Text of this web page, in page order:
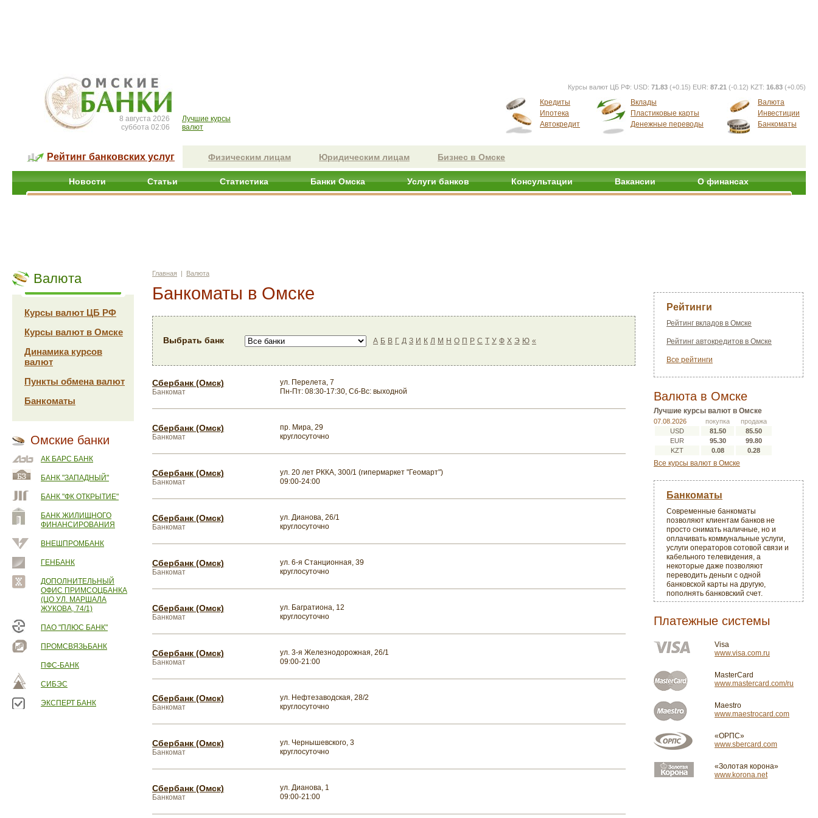
8 августа 2026
суббота 02:06
Лучшие курсы
валют
Курсы валют ЦБ РФ: USD: 71.83 (+0.15) EUR: 87.21 (-0.12) KZT: 16.83 (+0.05)
Кредиты
Ипотека
Автокредит
Вклады
Пластиковые карты
Денежные переводы
Валюта
Инвестиции
Банкоматы
Рейтинг банковских услуг Физическим лицам Юридическим лицам Бизнес в Омске
Новости Статьи Статистика Банки Омска Услуги банков Консультации Вакансии О финансах
Валюта
Курсы валют ЦБ РФ
Курсы валют в Омске
Динамика курсов
валют
Пункты обмена валют
Банкоматы
Омские банки
АК БАРС БАНК
БАНК "ЗАПАДНЫЙ"
БАНК "ФК ОТКРЫТИЕ"
БАНК ЖИЛИЩНОГО
ФИНАНСИРОВАНИЯ
ВНЕШПРОМБАНК
ГЕНБАНК
ДОПОЛНИТЕЛЬНЫЙ
ОФИС ПРИМСОЦБАНКА
(ЦО УЛ. МАРШАЛА
ЖУКОВА, 74/1)
ПАО "ПЛЮС БАНК"
ПРОМСВЯЗЬБАНК
ПФС-БАНК
СИБЭС
ЭКСПЕРТ БАНК
Главная | Валюта
Банкоматы в Омске
Выбрать банк А Б В Г Д З И К Л М Н О П Р С Т У Ф Х Э Ю «
Сбербанк (Омск)
Банкомат
ул. Перелета, 7
Пн-Пт: 08:30-17:30, Сб-Вс: выходной
Сбербанк (Омск)
Банкомат
пр. Мира, 29
круглосуточно
Сбербанк (Омск)
Банкомат
ул. 20 лет РККА, 300/1 (гипермаркет "Геомарт")
09:00-24:00
Сбербанк (Омск)
Банкомат
ул. Дианова, 26/1
круглосуточно
Сбербанк (Омск)
Банкомат
ул. 6-я Станционная, 39
круглосуточно
Сбербанк (Омск)
Банкомат
ул. Багратиона, 12
круглосуточно
Сбербанк (Омск)
Банкомат
ул. 3-я Железнодорожная, 26/1
09:00-21:00
Сбербанк (Омск)
Банкомат
ул. Нефтезаводская, 28/2
круглосуточно
Сбербанк (Омск)
Банкомат
ул. Чернышевского, 3
круглосуточно
Сбербанк (Омск)
Банкомат
ул. Дианова, 1
09:00-21:00
Рейтинги
Рейтинг вкладов в Омске
Рейтинг автокредитов в Омске
Все рейтинги
Валюта в Омске
Лучшие курсы валют в Омске
07.08.2026 покупка
продажа
USD
81.50
85.50
EUR
95.30
99.80
KZT
0.08 0.28
Все курсы валют в Омске
Банкоматы
Современные банкоматы
позволяют клиентам банков не
просто снимать наличные, но и
оплачивать коммунальные услуги,
услуги операторов сотовой связи и
кабельного телевидения, а
некоторые даже позволяют
переводить деньги с одной
банковской карты на другую,
пополнять банковский счет.
Платежные системы
Visa
www.visa.com.ru
MasterCard
www.mastercard.com/ru
Maestro
www.maestrocard.com
«ОРПС»
www.sbercard.com
«Золотая корона»
www.korona.net